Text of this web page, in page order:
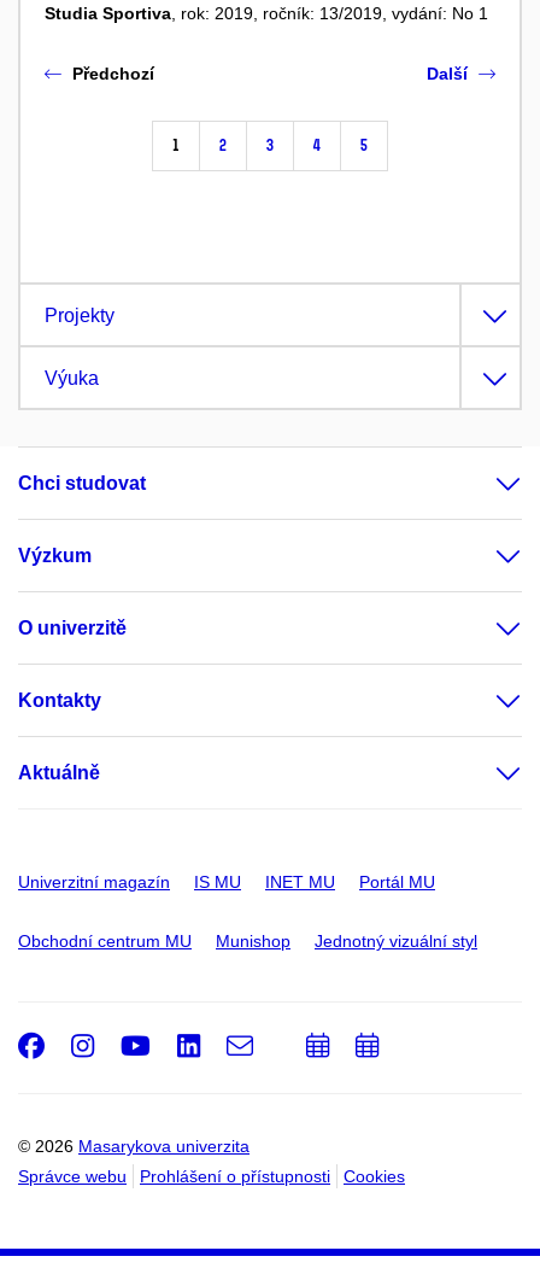
Studia Sportiva , rok: 2019, ročník: 13/2019, vydání: No 1
Předchozí
1 2 3 4 5
Další
Projekty
Výuka
Chci studovat
Výzkum
O univerzitě
Kontakty
Aktuálně
Univerzitní magazín IS MU INET MU Portál MU
Obchodní centrum MU Munishop Jednotný vizuální styl
© 2026 Masarykova univerzita
Správce webu
Prohlášení o přístupnosti Cookies
Facebook
Instagram
Youtube
LinkedIn
e-
Email
PřidatPřidat